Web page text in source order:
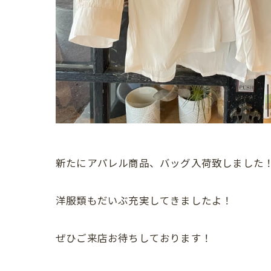
新たにアパレル商品、バッグ入荷致しました
洋服類もだいぶ充実してきましたよ！
ぜひご来店お待ちしております！